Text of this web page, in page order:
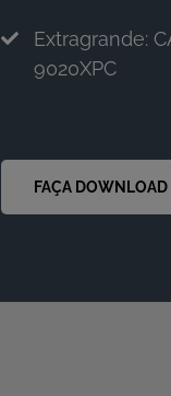
Extragrande:
9020XPC
FAÇA